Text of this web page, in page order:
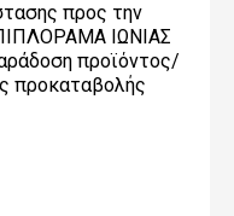
προς την
ΙΩΝΙΑΣ
προϊόντος/
προκαταβολής